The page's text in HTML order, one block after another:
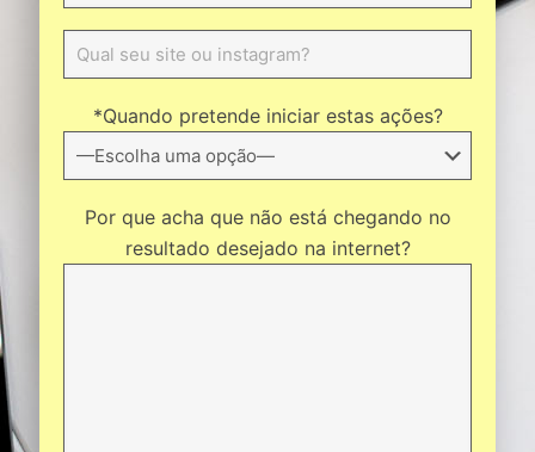
*Quando pretende iniciar estas ações?
Por que acha que não está chegando no
resultado desejado na internet?